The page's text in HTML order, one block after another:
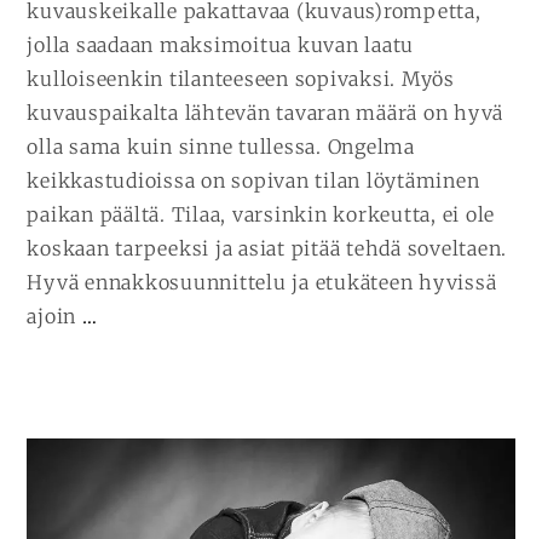
kuvauskeikalle pakattavaa (kuvaus)rompetta,
jolla saadaan maksimoitua kuvan laatu
kulloiseenkin tilanteeseen sopivaksi. Myös
kuvauspaikalta lähtevän tavaran määrä on hyvä
olla sama kuin sinne tullessa. Ongelma
keikkastudioissa on sopivan tilan löytäminen
paikan päältä. Tilaa, varsinkin korkeutta, ei ole
koskaan tarpeeksi ja asiat pitää tehdä soveltaen.
Hyvä ennakkosuunnittelu ja etukäteen hyvissä
ajoin …